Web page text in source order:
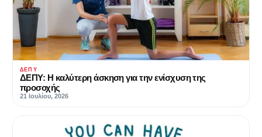
ΔΕΠΥ
ΔΕΠΥ: Η καλύτερη άσκηση για την ενίσχυση της
προσοχής
21 Ιουλίου, 2026